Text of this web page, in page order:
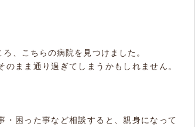
、こちらの病院を見つけました。
まま通り過ぎてしまうかもしれません。
・困った事など相談すると、親身になって